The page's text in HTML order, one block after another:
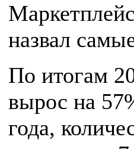
назвал
По итогам
вырос на
года,